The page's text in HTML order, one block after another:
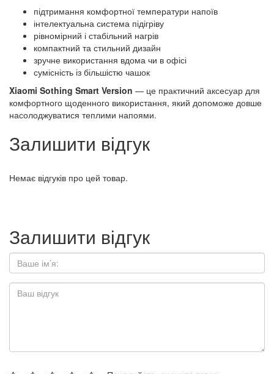
підтримання комфортної температури напоїв
інтелектуальна система підігріву
рівномірний і стабільний нагрів
компактний та стильний дизайн
зручне використання вдома чи в офісі
сумісність із більшістю чашок
Xiaomi Sothing Smart Version — це практичний аксесуар для
комфортного щоденного використання, який допоможе довше
насолоджуватися теплими напоями.
Залишити відгук
Немає відгуків про цей товар.
Залишити відгук